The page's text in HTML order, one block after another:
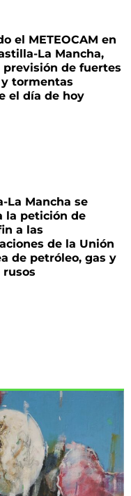
el METEOCAM en
La Mancha,
previsión de fuertes
tormentas
el día de hoy
La Mancha se
la petición de
a las
de la Unión
de petróleo, gas y
rusos